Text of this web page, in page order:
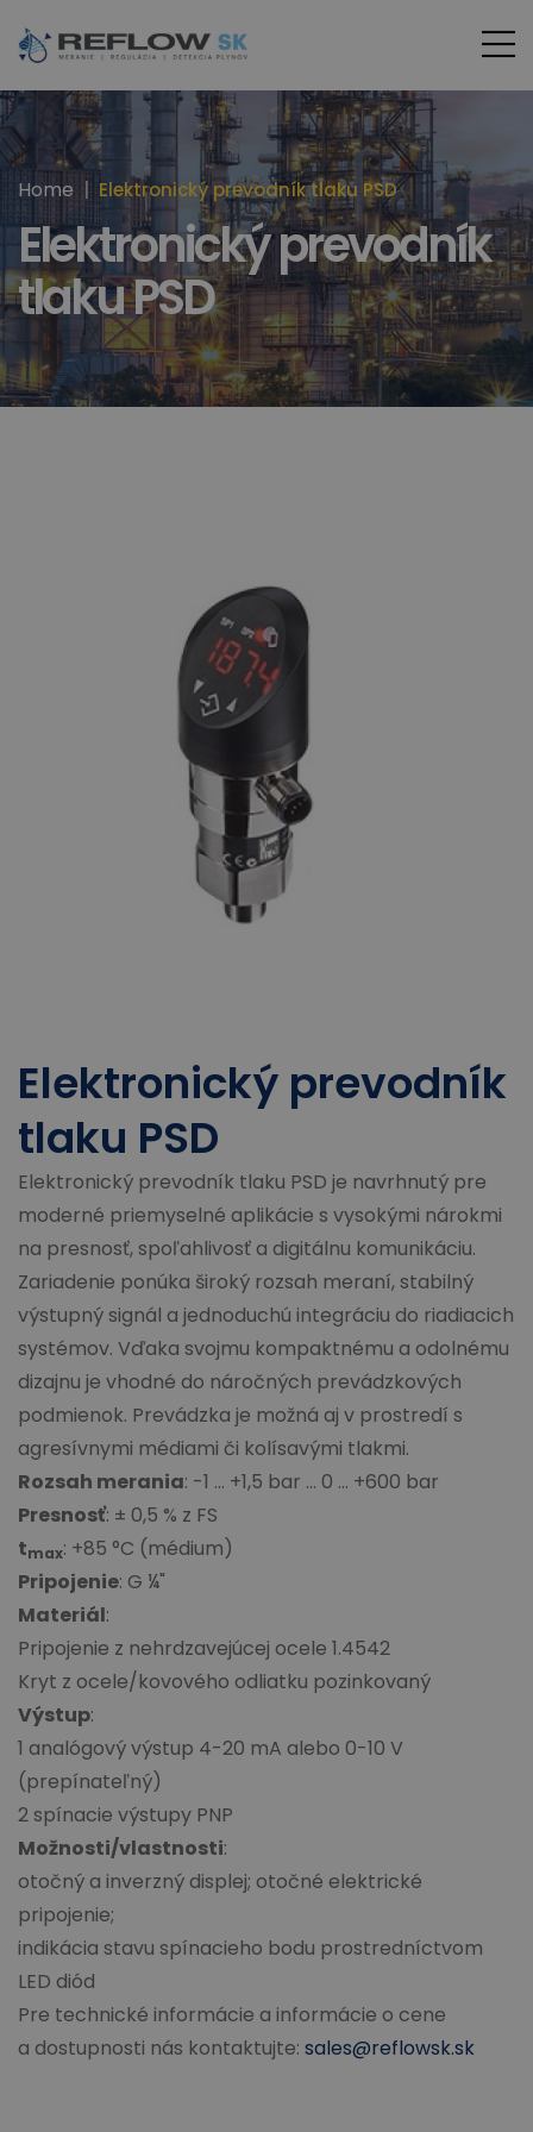
Home Elektronický prevodník tlaku PSD
Elektronický prevodník
tlaku PSD
Elektronický prevodník
tlaku PSD
Elektronický prevodník tlaku PSD je navrhnutý pre
moderné priemyselné aplikácie s vysokými nárokmi
na presnosť, spoľahlivosť a digitálnu komunikáciu.
Zariadenie ponúka široký rozsah meraní, stabilný
výstupný signál a jednoduchú integráciu do riadiacich
systémov. Vďaka svojmu kompaktnému a odolnému
dizajnu je vhodné do náročných prevádzkových
podmienok. Prevádzka je možná aj v prostredí s
agresívnymi médiami či kolísavými tlakmi.
Rozsah merania: -1 ... +1,5 bar ... 0 ... +600 bar
Presnosť: ± 0,5 % z FS
tmax: +85 °C (médium)
Pripojenie: G ¼"
Materiál:
Pripojenie z nehrdzavejúcej ocele 1.4542
Kryt z ocele/kovového odliatku pozinkovaný
Výstup:
1 analógový výstup 4-20 mA alebo 0-10 V
(prepínateľný)
2 spínacie výstupy PNP
Možnosti/vlastnosti:
otočný a inverzný displej; otočné elektrické
pripojenie;
indikácia stavu spínacieho bodu prostredníctvom
LED diód
Pre technické informácie a informácie o cene
a dostupnosti nás kontaktujte: sales@reflowsk.sk